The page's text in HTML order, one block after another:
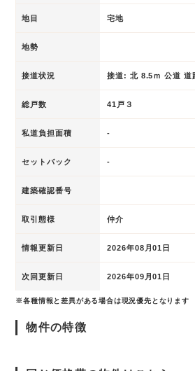
地目 宅地
地勢
接道状況 接道: 北 8.5ｍ 公道 道
総戸数 41戸３
私道負担面積 -
セットバック -
建築確認番号
取引態様 仲介
情報更新日 2026年08月01日
次回更新日 2026年09月01日
※各種情報と差異がある場合は現況優先となります
物件の特徴